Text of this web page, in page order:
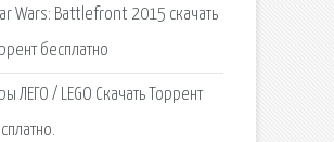
Wars: Battlefront 2015 скачать
бесплатно
ЛЕГО / LEGO Скачать Торрент